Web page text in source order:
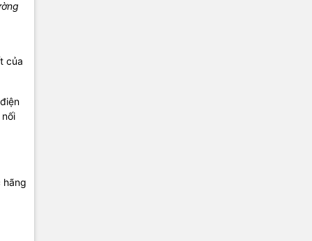
của
hãng